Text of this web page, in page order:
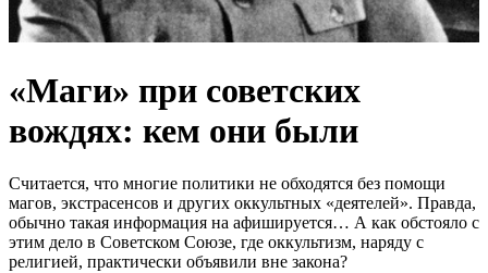
«Маги» при советских
вождях: кем они были
Считается, что многие политики не обходятся без помощи
магов, экстрасенсов и других оккультных «деятелей». Правда,
обычно такая информация на афишируется… А как обстояло с
этим дело в Советском Союзе, где оккультизм, наряду с
религией, практически объявили вне закона?